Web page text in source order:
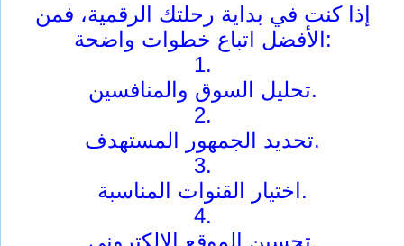
إذا كنت في بداية رحلتك الرقمية، فمن
الأفضل اتباع خطوات واضحة:
1.
تحليل السوق والمنافسين.
2.
تحديد الجمهور المستهدف.
3.
اختيار القنوات المناسبة.
4.
تحسين الموقع الإلكتروني.